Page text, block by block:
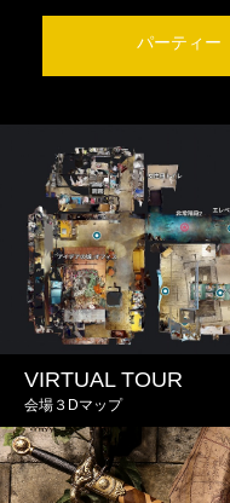
パーティー
VIRTUAL TOUR
会場３Dマップ